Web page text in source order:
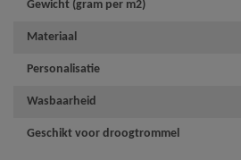
Gewicht (gram per m2)
Materiaal
Personalisatie
Wasbaarheid
Geschikt voor droogtrommel